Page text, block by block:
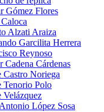
Gómez Flores
Alzati Araiza
Garcilita Herrera
Reynoso
Cadena Cárdenas
Castro Noriega
Tenorio Polo
Velázquez
López Sosa